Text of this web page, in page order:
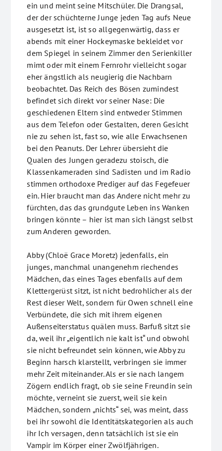
ein und meint seine Mitschüler. Die Drangsal,
der der schüchterne Junge jeden Tag aufs Neue
ausgesetzt ist, ist so allgegenwärtig, dass er
abends mit einer Hockeymaske bekleidet vor
dem Spiegel in seinem Zimmer den Serienkiller
mimt oder mit einem Fernrohr vielleicht sogar
eher ängstlich als neugierig die Nachbarn
beobachtet. Das Reich des Bösen zumindest
befindet sich direkt vor seiner Nase: Die
geschiedenen Eltern sind entweder Stimmen
aus dem Telefon oder Gestalten, deren Gesicht
nie zu sehen ist, fast so, wie alle Erwachsenen
bei den Peanuts. Der Lehrer übersieht die
Qualen des Jungen geradezu stoisch, die
Klassenkameraden sind Sadisten und im Radio
stimmen orthodoxe Prediger auf das Fegefeuer
ein. Hier braucht man das Andere nicht mehr zu
fürchten, das das grundgute Leben ins Wanken
bringen könnte – hier ist man sich längst selbst
zum Anderen geworden.
Abby (Chloë Grace Moretz) jedenfalls, ein
junges, manchmal unangenehm riechendes
Mädchen, das eines Tages ebenfalls auf dem
Klettergerüst sitzt, ist nicht bedrohlicher als der
Rest dieser Welt, sondern für Owen schnell eine
Verbündete, die sich mit ihrem eigenen
Außenseiterstatus quälen muss. Barfuß sitzt sie
da, weil ihr „eigentlich nie kalt ist“ und obwohl
sie nicht befreundet sein können, wie Abby zu
Beginn harsch klarstellt, verbringen sie immer
mehr Zeit miteinander. Als er sie nach langem
Zögern endlich fragt, ob sie seine Freundin sein
möchte, verneint sie zuerst, weil sie kein
Mädchen, sondern „nichts“ sei, was meint, dass
bei ihr sowohl die Identitätskategorien als auch
ihr Ich versagen, denn tatsächlich ist sie ein
Vampir im Körper einer Zwölfjährigen.